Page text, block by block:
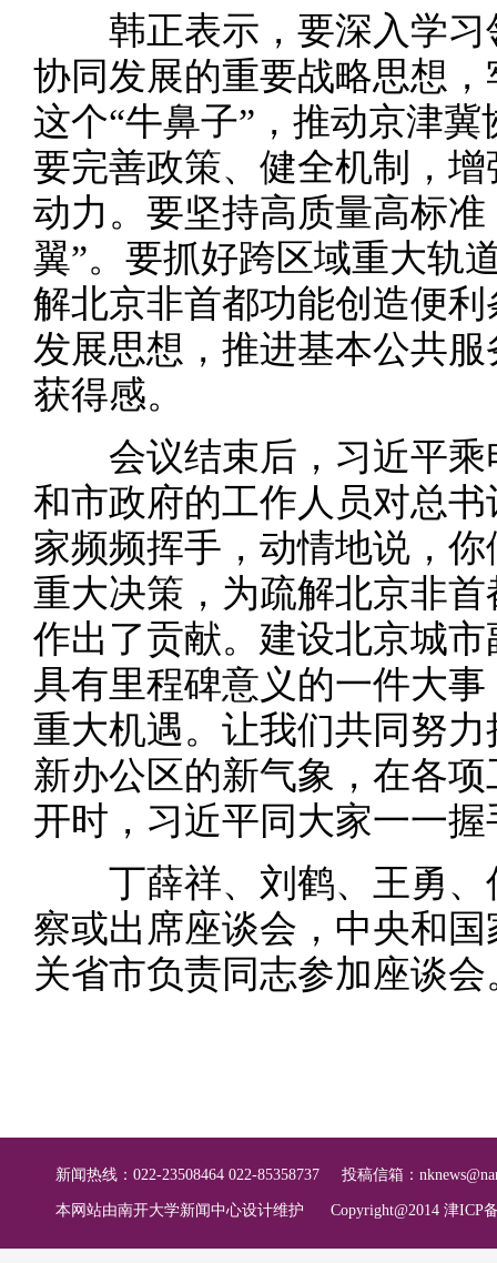
韩正表示，要深入学习
协同发展的重要战略思想
这个“牛鼻子”，推动京津
要完善政策、健全机制，
动力。要坚持高质量高标
翼”。要抓好跨区域重大轨
解北京非首都功能创造便
发展思想，推进基本公共
获得感。
会议结束后，习近平乘
和市政府的工作人员对总
家频频挥手，动情地说，
重大决策，为疏解北京非
作出了贡献。建设北京城
具有里程碑意义的一件大
重大机遇。让我们共同努
新办公区的新气象，在各
开时，习近平同大家一一
丁薛祥、刘鹤、王勇、
察或出席座谈会，中央和
关省市负责同志参加座谈会
新闻热线：022-23508464 022-85358737 投稿信箱：
本网站由南开大学新闻中心设计维护 Copyright@2014 津ICP